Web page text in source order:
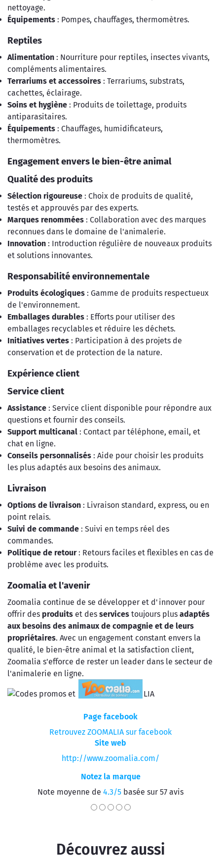
nettoyage.
Équipements : Pompes, chauffages, thermomètres.
Reptiles
Alimentation : Nourriture pour reptiles, insectes vivants,
compléments alimentaires.
Terrariums et accessoires : Terrariums, substrats,
cachettes, éclairage.
Soins et hygiène : Produits de toilettage, produits
antiparasitaires.
Équipements : Chauffages, humidificateurs,
thermomètres.
Engagement envers le bien-être animal
Qualité des produits
Sélection rigoureuse : Choix de produits de qualité,
testés et approuvés par des experts.
Marques renommées : Collaboration avec des marques
reconnues dans le domaine de l'animalerie.
Innovation : Introduction régulière de nouveaux produits
et solutions innovantes.
Responsabilité environnementale
Produits écologiques : Gamme de produits respectueux
de l'environnement.
Emballages durables : Efforts pour utiliser des
emballages recyclables et réduire les déchets.
Initiatives vertes : Participation à des projets de
conservation et de protection de la nature.
Expérience client
Service client
Assistance : Service client disponible pour répondre aux
questions et fournir des conseils.
Support multicanal : Contact par téléphone, email, et
chat en ligne.
Conseils personnalisés : Aide pour choisir les produits
les plus adaptés aux besoins des animaux.
Livraison
Options de livraison : Livraison standard, express, ou en
point relais.
Suivi de commande : Suivi en temps réel des
commandes.
Politique de retour: Retours faciles et flexibles en cas de
problème avec les produits.
Zoomalia et l'avenir
Zoomalia continue de se développer et d'innover pour
offrir des produits et des services toujours plus adaptés
aux besoins des animaux de compagnie et de leurs
propriétaires. Avec un engagement constant envers la
qualité, le bien-être animal et la satisfaction client,
Zoomalia s'efforce de rester un leader dans le secteur de
l'animalerie en ligne.
Page facebook
Retrouvez ZOOMALIA sur facebook
Site web
http://www.zoomalia.com/
Notez la marque
Note moyenne de 4.3/5 basée sur 57 avis
Découvrez aussi